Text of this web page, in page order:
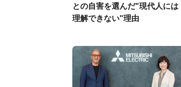
との自害を選んだ"現代人には
理解できない"理由